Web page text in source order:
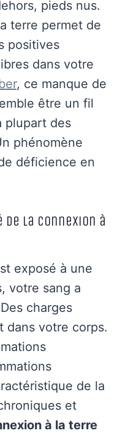
pieds nus.
terre permet de
positives
dans votre
, ce manque de
être un fil
plupart des
phénomène
déficience en
la Connexion à
exposé à une
votre sang a
charges
dans votre corps.
de la
et
à la terre